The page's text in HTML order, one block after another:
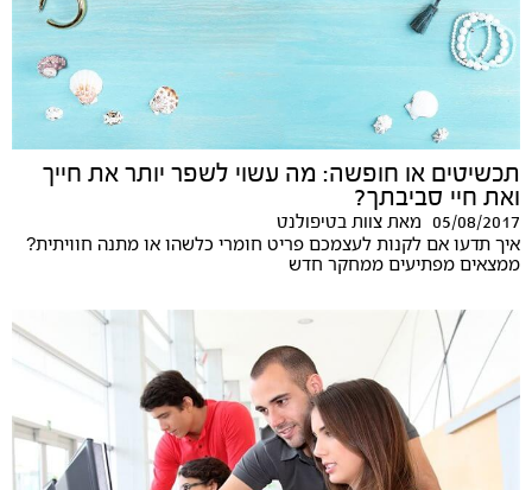
תכשיטים או חופשה: מה עשוי לשפר יותר את חייך
ואת חיי סביבתך?
05/08/2017 מאת צוות בטיפולנט
איך תדעו אם לקנות לעצמכם פריט חומרי כלשהו או מתנה חוויתית?
ממצאים מפתיעים ממחקר חדש